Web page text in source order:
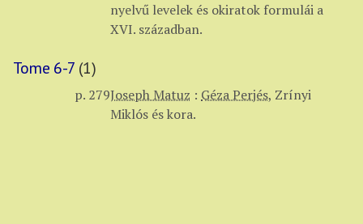
nyelvű levelek és okiratok formulái a
XVI. században.
Tome 6-7 (1)
p. 279Joseph Matuz : Géza Perjés, Zrínyi
Miklós és kora.